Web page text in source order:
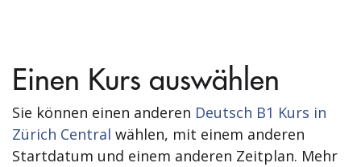
Einen Kurs auswählen
Sie können einen anderen Deutsch B1 Kurs in
Zürich Central wählen, mit einem anderen
Startdatum und einem anderen Zeitplan. Mehr